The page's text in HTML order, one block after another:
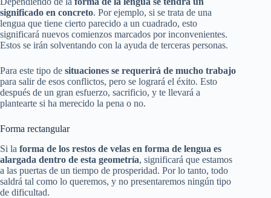
significado en concreto. Por ejemplo, si se trata de una
lengua que tiene cierto parecido a un cuadrado, esto
significará nuevos comienzos marcados por inconvenientes.
Estos se irán solventando con la ayuda de terceras personas.
Para este tipo de situaciones se requerirá de mucho trabajo
para salir de esos conflictos, pero se logrará el éxito. Esto
después de un gran esfuerzo, sacrificio, y te llevará a
plantearte si ha merecido la pena o no.
Forma rectangular
Si la forma de los restos de velas en forma de lengua es
alargada dentro de esta geometría, significará que estamos
a las puertas de un tiempo de prosperidad. Por lo tanto, todo
saldrá tal como lo queremos, y no presentaremos ningún tipo
de dificultad.